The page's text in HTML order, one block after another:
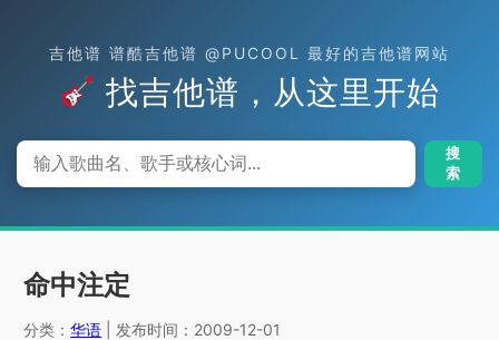
吉他谱 谱酷吉他谱 @PUCOOL 最好的吉他谱网站
找吉他谱，从这里开始
搜
索
命中注定
分类：华语 | 发布时间：2009-12-01